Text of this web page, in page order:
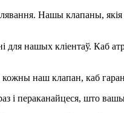
Нашы клапаны,
нашых кліентаў. Каб
наш клапан, каб
і пераканайцеся, што